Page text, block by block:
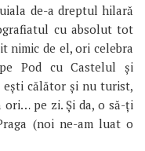
de-a dreptul hilară
cu absolut tot
nimic de el, ori celebra
Pod cu Castelul și
ești călător și nu turist,
ori… pe zi. Și da, o să-ți
(noi ne-am luat o